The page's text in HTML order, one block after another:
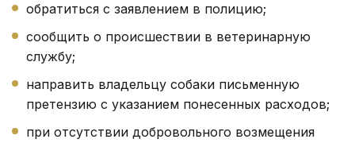
обратиться с заявлением в полицию;
сообщить о происшествии в ветеринарную
службу;
направить владельцу собаки письменную
претензию с указанием понесенных расходов;
при отсутствии добровольного возмещения